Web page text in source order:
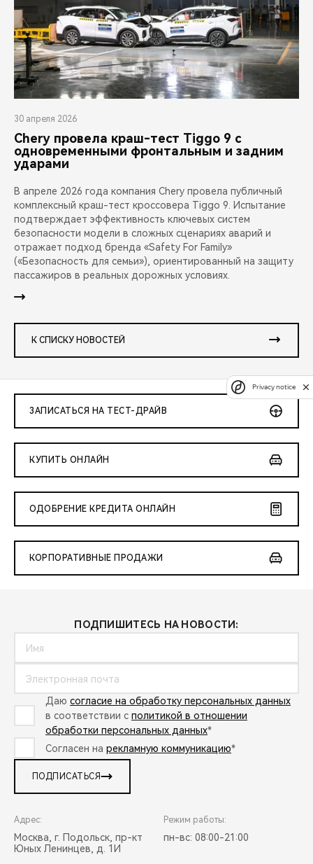
30 апреля 2026
Chery провела краш-тест Tiggo 9 с
одновременными фронтальным и задним
ударами
В апреле 2026 года компания Chery провела публичный
комплексный краш-тест кроссовера Tiggo 9. Испытание
подтверждает эффективность ключевых систем
безопасности модели в сложных сценариях аварий и
отражает подход бренда «Safety For Family»
(«Безопасность для семьи»), ориентированный на защиту
пассажиров в реальных дорожных условиях.
К СПИСКУ НОВОСТЕЙ
ЗАПИСАТЬСЯ НА ТЕСТ-ДРАЙВ
КУПИТЬ ОНЛАЙН
ОДОБРЕНИЕ КРЕДИТА ОНЛАЙН
КОРПОРАТИВНЫЕ ПРОДАЖИ
ПОДПИШИТЕСЬ НА НОВОСТИ:
Даю согласие на обработку персональных данных
в соответствии с политикой в отношении
обработки персональных данных*
Согласен на рекламную коммуникацию*
ПОДПИСАТЬСЯ
Адрес:
Москва, г. Подольск, пр-кт
Юных Ленинцев, д. 1И
Режим работы:
пн-вс: 08:00-21:00
Privacy notice